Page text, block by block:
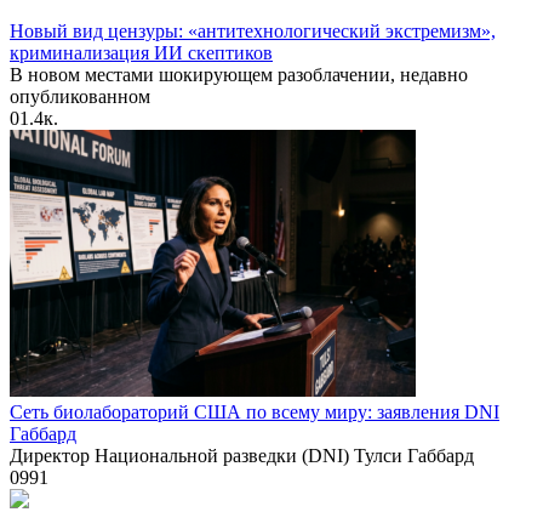
Новый вид цензуры: «антитехнологический экстремизм»,
криминализация ИИ скептиков
В новом местами шокирующем разоблачении, недавно
опубликованном
01.4к.
Сеть биолабораторий США по всему миру: заявления DNI
Габбард
Директор Национальной разведки (DNI) Тулси Габбард
0991